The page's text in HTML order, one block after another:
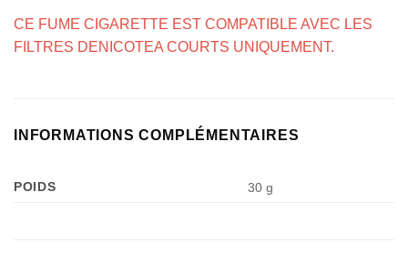
CE FUME CIGARETTE EST COMPATIBLE AVEC LES
FILTRES DENICOTEA COURTS UNIQUEMENT.
INFORMATIONS COMPLÉMENTAIRES
POIDS 30 g